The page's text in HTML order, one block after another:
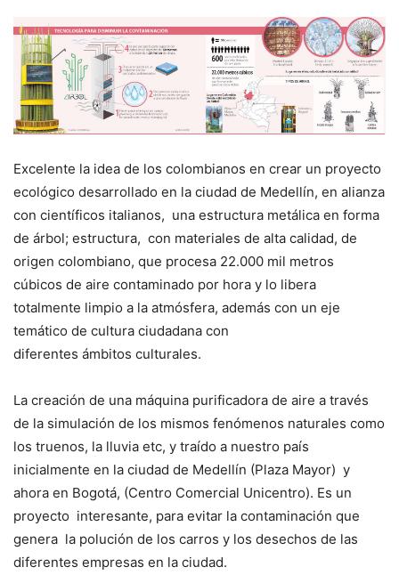
Excelente la idea de los colombianos en crear un proyecto
ecológico desarrollado en la ciudad de Medellín, en alianza
con científicos italianos, una estructura metálica en forma
de árbol; estructura, con materiales de alta calidad, de
origen colombiano, que procesa 22.000 mil metros
cúbicos de aire contaminado por hora y lo libera
totalmente limpio a la atmósfera, además con un eje
temático de cultura ciudadana con
diferentes ámbitos culturales.
La creación de una máquina purificadora de aire a través
de la simulación de los mismos fenómenos naturales como
los truenos, la lluvia etc, y traído a nuestro país
inicialmente en la ciudad de Medellín (Plaza Mayor) y
ahora en Bogotá, (Centro Comercial Unicentro). Es un
proyecto interesante, para evitar la contaminación que
genera la polución de los carros y los desechos de las
diferentes empresas en la ciudad.